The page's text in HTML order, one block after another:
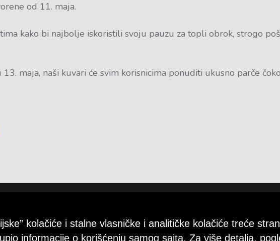
od 11. maja.
kako bi najbolje iskoristili svoju pauzu za topli obrok, strogo
maja, naši kuvari će svim korisnicima ponuditi ukusno parče
kolačiće i stalne vlasničke i analitičke kolačiće treće
informacije o korišćenju samog sajta. Za više detalja,